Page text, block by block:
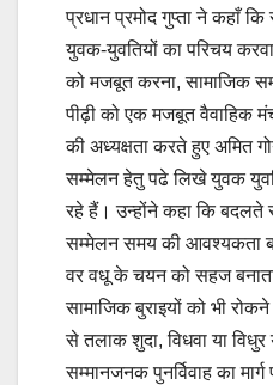
प्रधान प्रमोद गुप्ता ने कहाँ
युवक-युवतियों का परिचय
को मजबूत करना, सामाजिक
पीढ़ी को एक मजबूत वैवाहिक
की अध्यक्षता करते हुए अमित
सम्मेलन हेतु पढे लिखे युवक
रहे हैं। उन्होंने कहा कि बदलते
सम्मेलन समय की आवश्यकता
वर वधू के चयन को सहज
सामाजिक बुराइयों को भी
से तलाक शुदा, विधवा या
सम्मानजनक पुनर्विवाह का